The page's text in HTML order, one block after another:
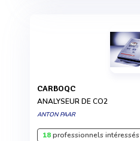
CARBOQC
ANALYSEUR DE CO2
ANTON PAAR
18professionnels intéressés